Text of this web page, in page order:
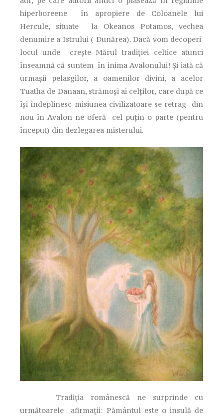
hiperboreene în apropiere de Coloanele lui
Hercule, situate la Okeanos Potamos, vechea
denumire a Istrului ( Dunărea). Dacă vom decoperi
locul unde creşte Mărul tradiţiei celtice atunci
înseamnă că suntem în inima Avalonului! Şi iată că
urmaşii pelasgilor, a oamenilor divini, a acelor
Tuatha de Danaan, strămoşi ai celţilor, care după ce
îşi îndeplinesc misiunea civilizatoare se retrag din
nou în Avalon ne oferă cel puţin o parte (pentru
început) din dezlegarea misterului.
Tradiţia românescă ne surprinde cu
următoarele afirmaţii: Pământul este o insulă de